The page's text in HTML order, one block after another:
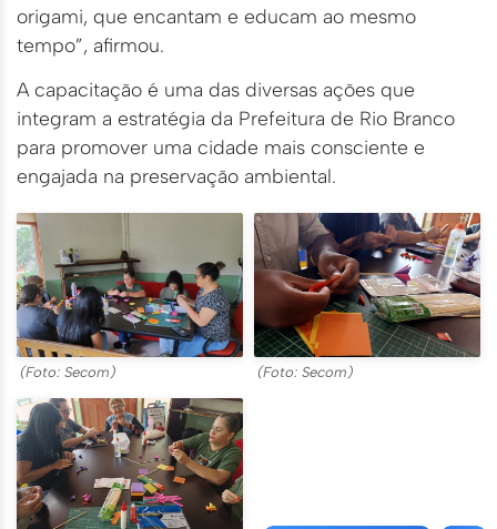
origami, que encantam e educam ao mesmo
tempo”, afirmou.
A capacitação é uma das diversas ações que
integram a estratégia da Prefeitura de Rio Branco
para promover uma cidade mais consciente e
engajada na preservação ambiental.
(Foto: Secom) (Foto: Secom)